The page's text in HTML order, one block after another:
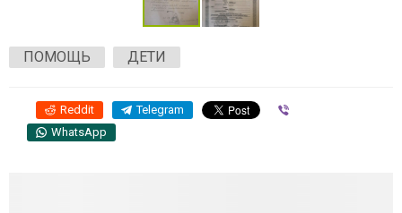
ПОМОЩЬ ДЕТИ
Reddit Telegram
WhatsApp